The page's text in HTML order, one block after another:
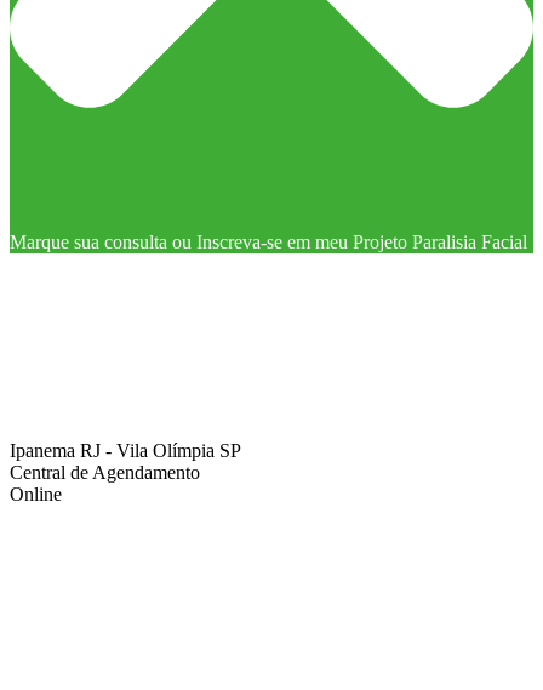
Marque sua consulta ou Inscreva-se em meu Projeto Paralisia Facial
Ipanema RJ - Vila Olímpia SP
Central de Agendamento
Online